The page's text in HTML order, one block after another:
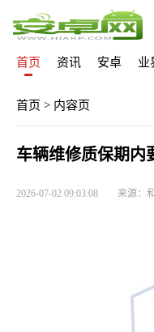
首页 资讯 安卓 业
首页 > 内容页
车辆维修质保期内
2026-07-02 09:03:08 来源：